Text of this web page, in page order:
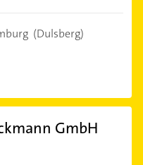
(Dulsberg)
GmbH